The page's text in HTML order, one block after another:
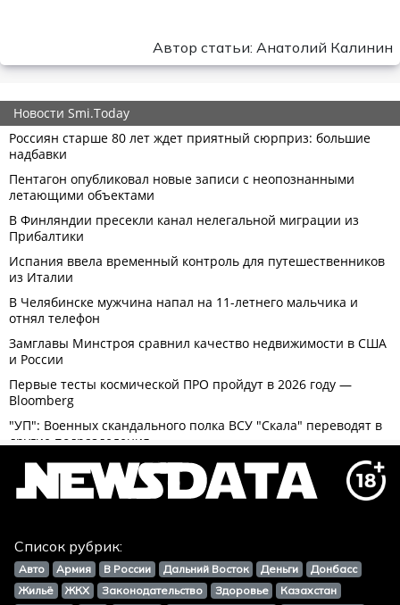
Автор статьи: Анатолий Калинин
Список рубрик:
Авто Армия В России Дальний Восток Деньги
Донбасс
Жильё
ЖКХ Законодательство Здоровье Казахстан